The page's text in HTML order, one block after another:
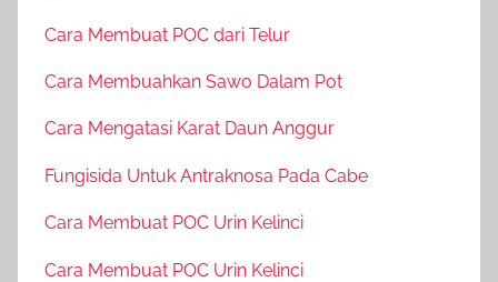
Cara Membuat POC dari Telur
Cara Membuahkan Sawo Dalam Pot
Cara Mengatasi Karat Daun Anggur
Fungisida Untuk Antraknosa Pada Cabe
Cara Membuat POC Urin Kelinci
Cara Membuat POC Urin Kelinci